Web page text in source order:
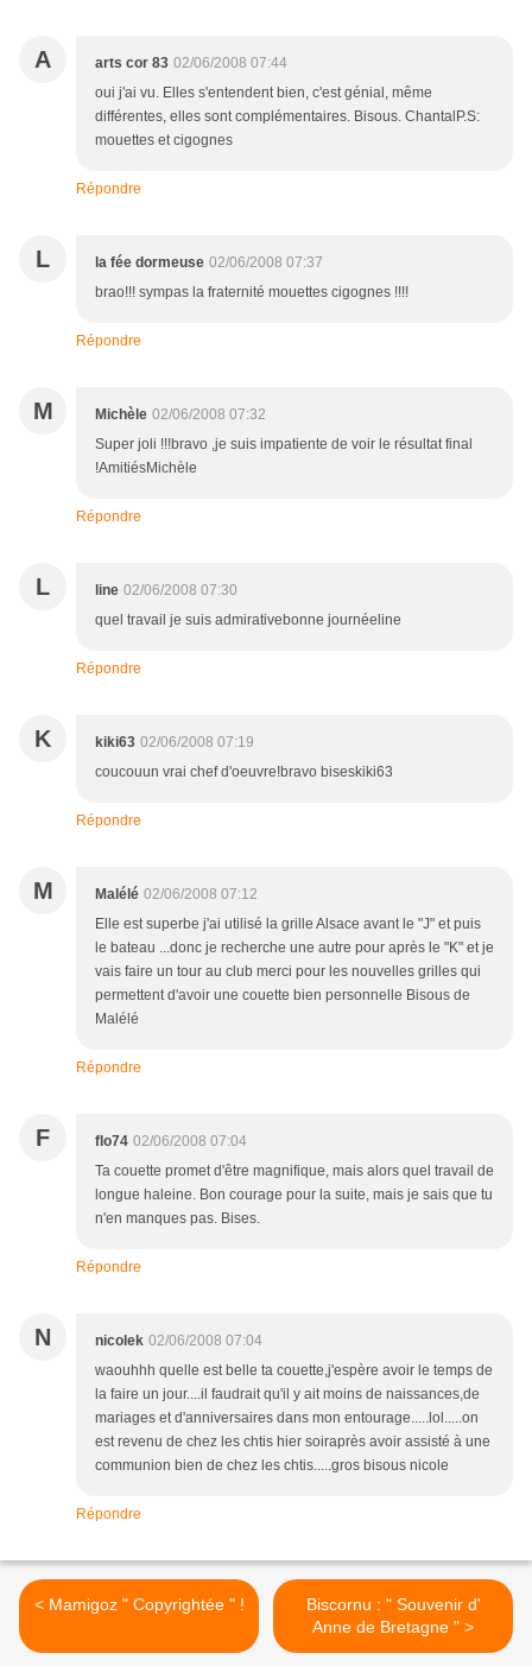
A arts cor 83 02/06/2008 07:44
oui j'ai vu. Elles s'entendent bien, c'est génial, même
différentes, elles sont complémentaires. Bisous. ChantalP.S:
mouettes et cigognes
Répondre
L la fée dormeuse 02/06/2008 07:37
brao!!! sympas la fraternité mouettes cigognes !!!!
Répondre
M Michèle 02/06/2008 07:32
Super joli !!!bravo ,je suis impatiente de voir le résultat final
!AmitiésMichèle
Répondre
L line 02/06/2008 07:30
quel travail je suis admirativebonne journéeline
Répondre
K kiki63 02/06/2008 07:19
coucouun vrai chef d'oeuvre!bravo biseskiki63
Répondre
M Malélé 02/06/2008 07:12
Elle est superbe j'ai utilisé la grille Alsace avant le "J" et puis
le bateau ...donc je recherche une autre pour après le "K" et je
vais faire un tour au club merci pour les nouvelles grilles qui
permettent d'avoir une couette bien personnelle Bisous de
Malélé
Répondre
F flo74 02/06/2008 07:04
Ta couette promet d'être magnifique, mais alors quel travail de
longue haleine. Bon courage pour la suite, mais je sais que tu
n'en manques pas. Bises.
Répondre
N nicolek 02/06/2008 07:04
waouhhh quelle est belle ta couette,j'espère avoir le temps de
la faire un jour....il faudrait qu'il y ait moins de naissances,de
mariages et d'anniversaires dans mon entourage.....lol.....on
est revenu de chez les chtis hier soiraprès avoir assisté à une
communion bien de chez les chtis.....gros bisous nicole
Répondre
< Mamigoz " Copyrightée " !
Biscornu : " Souvenir d'
Anne de Bretagne " >